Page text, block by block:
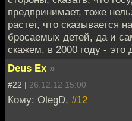
предпринимает, тоже
растет, что сказывается
бросаемых детей, да и
скажем, в 2000 году -
Deus Ex »
#22 | 26.12.12 15:00
Кому: OlegD, #12